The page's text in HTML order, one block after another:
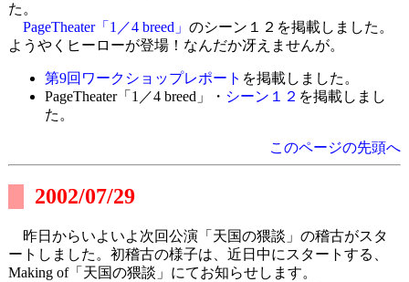
た。
PageTheater「1／4 breed」 のシーン１２を掲載しました。
ようやくヒーローが登場！なんだか冴えませんが。
第9回ワークショップレポート を掲載しました。
PageTheater「1／4 breed」・ シーン１２ を掲載しまし
た。
このページの先頭へ
2002/07/29
昨日からいよいよ次回公演「天国の猥談」の稽古がスタ
ートしました。初稽古の様子は、近日中にスタートする、
Making of「天国の猥談」にてお知らせします。